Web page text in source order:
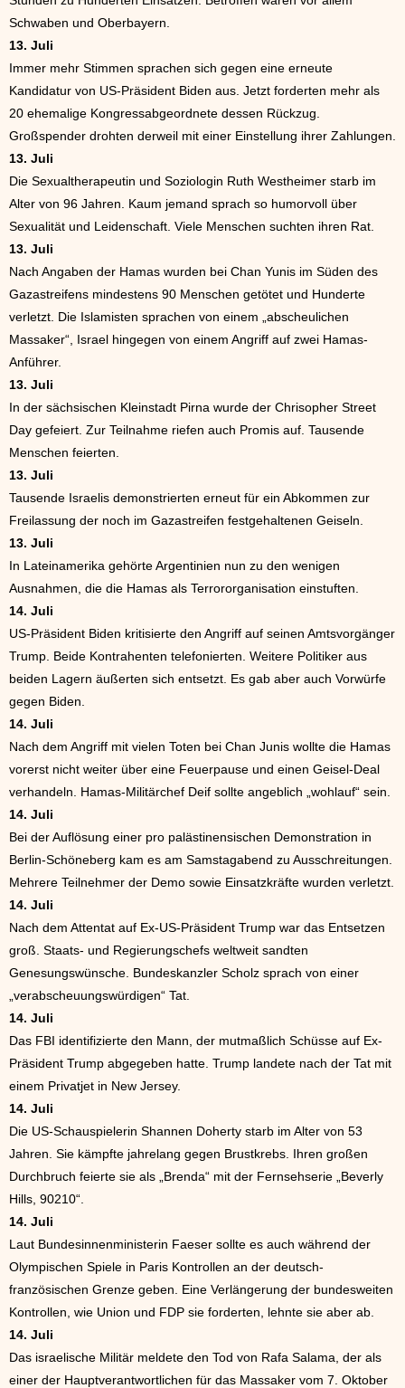
Schwaben und Oberbayern.
13. Juli
Immer mehr Stimmen sprachen sich gegen eine erneute
Kandidatur von US-Präsident Biden aus. Jetzt forderten mehr als
20 ehemalige Kongressabgeordnete dessen Rückzug.
Großspender drohten derweil mit einer Einstellung ihrer Zahlungen.
13. Juli
Die Sexualtherapeutin und Soziologin Ruth Westheimer starb im
Alter von 96 Jahren. Kaum jemand sprach so humorvoll über
Sexualität und Leidenschaft. Viele Menschen suchten ihren Rat.
13. Juli
Nach Angaben der Hamas wurden bei Chan Yunis im Süden des
Gazastreifens mindestens 90 Menschen getötet und Hunderte
verletzt. Die Islamisten sprachen von einem „abscheulichen
Massaker“, Israel hingegen von einem Angriff auf zwei Hamas-
Anführer.
13. Juli
In der sächsischen Kleinstadt Pirna wurde der Chrisopher Street
Day gefeiert. Zur Teilnahme riefen auch Promis auf. Tausende
Menschen feierten.
13. Juli
Tausende Israelis demonstrierten erneut für ein Abkommen zur
Freilassung der noch im Gazastreifen festgehaltenen Geiseln.
13. Juli
In Lateinamerika gehörte Argentinien nun zu den wenigen
Ausnahmen, die die Hamas als Terrororganisation einstuften.
14. Juli
US-Präsident Biden kritisierte den Angriff auf seinen Amtsvorgänger
Trump. Beide Kontrahenten telefonierten. Weitere Politiker aus
beiden Lagern äußerten sich entsetzt. Es gab aber auch Vorwürfe
gegen Biden.
14. Juli
Nach dem Angriff mit vielen Toten bei Chan Junis wollte die Hamas
vorerst nicht weiter über eine Feuerpause und einen Geisel-Deal
verhandeln. Hamas-Militärchef Deif sollte angeblich „wohlauf“ sein.
14. Juli
Bei der Auflösung einer pro palästinensischen Demonstration in
Berlin-Schöneberg kam es am Samstagabend zu Ausschreitungen.
Mehrere Teilnehmer der Demo sowie Einsatzkräfte wurden verletzt.
14. Juli
Nach dem Attentat auf Ex-US-Präsident Trump war das Entsetzen
groß. Staats- und Regierungschefs weltweit sandten
Genesungswünsche. Bundeskanzler Scholz sprach von einer
„verabscheuungswürdigen“ Tat.
14. Juli
Das FBI identifizierte den Mann, der mutmaßlich Schüsse auf Ex-
Präsident Trump abgegeben hatte. Trump landete nach der Tat mit
einem Privatjet in New Jersey.
14. Juli
Die US-Schauspielerin Shannen Doherty starb im Alter von 53
Jahren. Sie kämpfte jahrelang gegen Brustkrebs. Ihren großen
Durchbruch feierte sie als „Brenda“ mit der Fernsehserie „Beverly
Hills, 90210“.
14. Juli
Laut Bundesinnenministerin Faeser sollte es auch während der
Olympischen Spiele in Paris Kontrollen an der deutsch-
französischen Grenze geben. Eine Verlängerung der bundesweiten
Kontrollen, wie Union und FDP sie forderten, lehnte sie aber ab.
14. Juli
Das israelische Militär meldete den Tod von Rafa Salama, der als
einer der Hauptverantwortlichen für das Massaker vom 7. Oktober